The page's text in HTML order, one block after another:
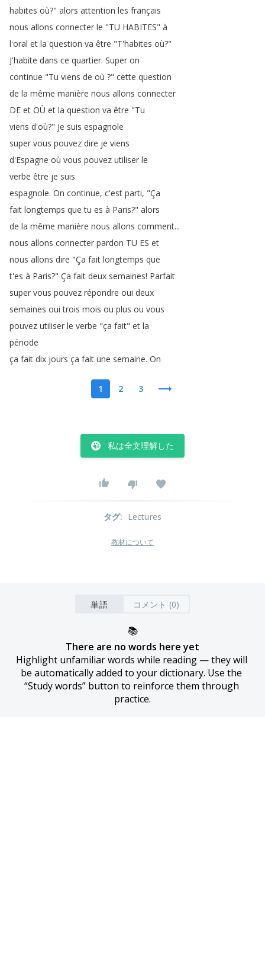
habites où?" alors attention les français
nous allons connecter le "TU HABITES" à
l'oral et la question va être "T'habites où?"
J'habite dans ce quartier. Super on
continue "Tu viens de où ?" cette question
de la même manière nous allons connecter
DE et OÙ et la question va être "Tu
viens d'où?" Je suis espagnole
super vous pouvez dire je viens
d'Espagne où vous pouvez utiliser le
verbe être je suis
espagnole. On continue, c'est parti, "Ça
fait longtemps que tu es à Paris?" alors
de la même manière nous allons comment...
nous allons connecter pardon TU ES et
nous allons dire "Ça fait longtemps que
t'es à Paris?" Ça fait deux semaines! Parfait
super vous pouvez répondre oui deux
semaines oui trois mois ou plus ou vous
pouvez utiliser le verbe "ça fait" et la
période
ça fait dix jours ça fait une semaine. On
1 2 3
私は全文理解した
タグ: Lectures
教材について
単語 コメント (0)
📚
There are no words here yet
Highlight unfamiliar words while reading — they will
be automatically added to your dictionary. Use the
“Study words” button to reinforce them through
practice.